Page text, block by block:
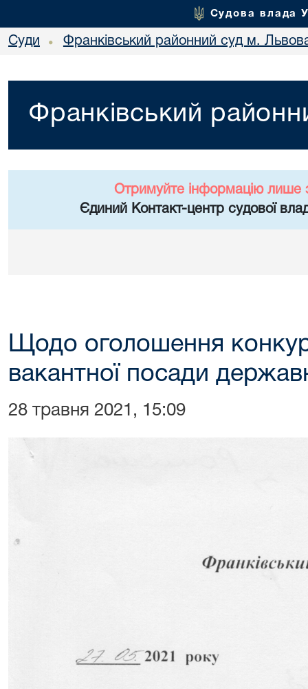
Судова влада
Суди • Франківський районний суд м.
Франківський
Отримуйте інформацію лише
Єдиний Контакт-центр судової
Щодо оголошення
вакантної посади
28 травня 2021, 15:09